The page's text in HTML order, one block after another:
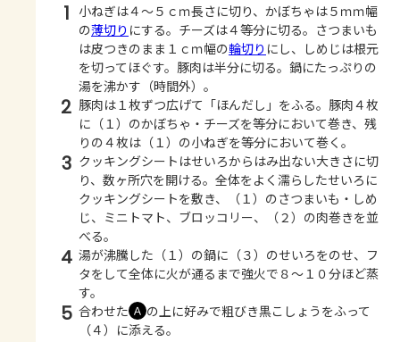
1 小ねぎは４～５ｃｍ長さに切り、かぼちゃは５ｍｍ幅
の薄切り にする。チーズは４等分に切る。さつまいも
は皮つきのまま１ｃｍ幅の輪切り にし、しめじは根元
を切ってほぐす。豚肉は半分に切る。鍋にたっぷりの
湯を沸かす（時間外）。
2 豚肉は１枚ずつ広げて「ほんだし」をふる。豚肉４枚
に（１）のかぼちゃ・チーズを等分において巻き、残
りの４枚は（１）の小ねぎを等分において巻く。
3 クッキングシートはせいろからはみ出ない大きさに切
り、数ヶ所穴を開ける。全体をよく濡らしたせいろに
クッキングシートを敷き、（１）のさつまいも・しめ
じ、ミニトマト、ブロッコリー、（２）の肉巻きを並
べる。
4 湯が沸騰した（１）の鍋に（３）のせいろをのせ、フ
タをして全体に火が通るまで強火で８～１０分ほど蒸
す。
5 合わせた Ａ の上に好みで粗びき黒こしょうをふって
（４）に添える。